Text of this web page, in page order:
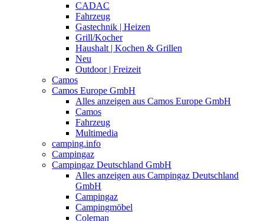
CADAC
Fahrzeug
Gastechnik | Heizen
Grill/Kocher
Haushalt | Kochen & Grillen
Neu
Outdoor | Freizeit
Camos
Camos Europe GmbH
Alles anzeigen aus Camos Europe GmbH
Camos
Fahrzeug
Multimedia
camping.info
Campingaz
Campingaz Deutschland GmbH
Alles anzeigen aus Campingaz Deutschland
GmbH
Campingaz
Campingmöbel
Coleman